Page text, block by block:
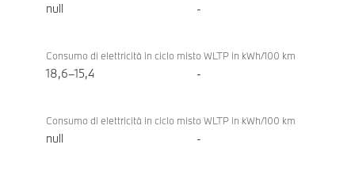
null -
Consumo di elettricità in ciclo misto WLTP in kWh/100 km
18,6–15,4 -
Consumo di elettricità in ciclo misto WLTP in kWh/100 km
null -